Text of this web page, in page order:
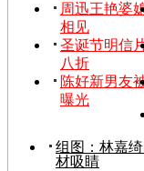
周迅王艳婆
相见
圣诞节明信
八折
陈好新男友
曝光
组图：林嘉
材吸睛